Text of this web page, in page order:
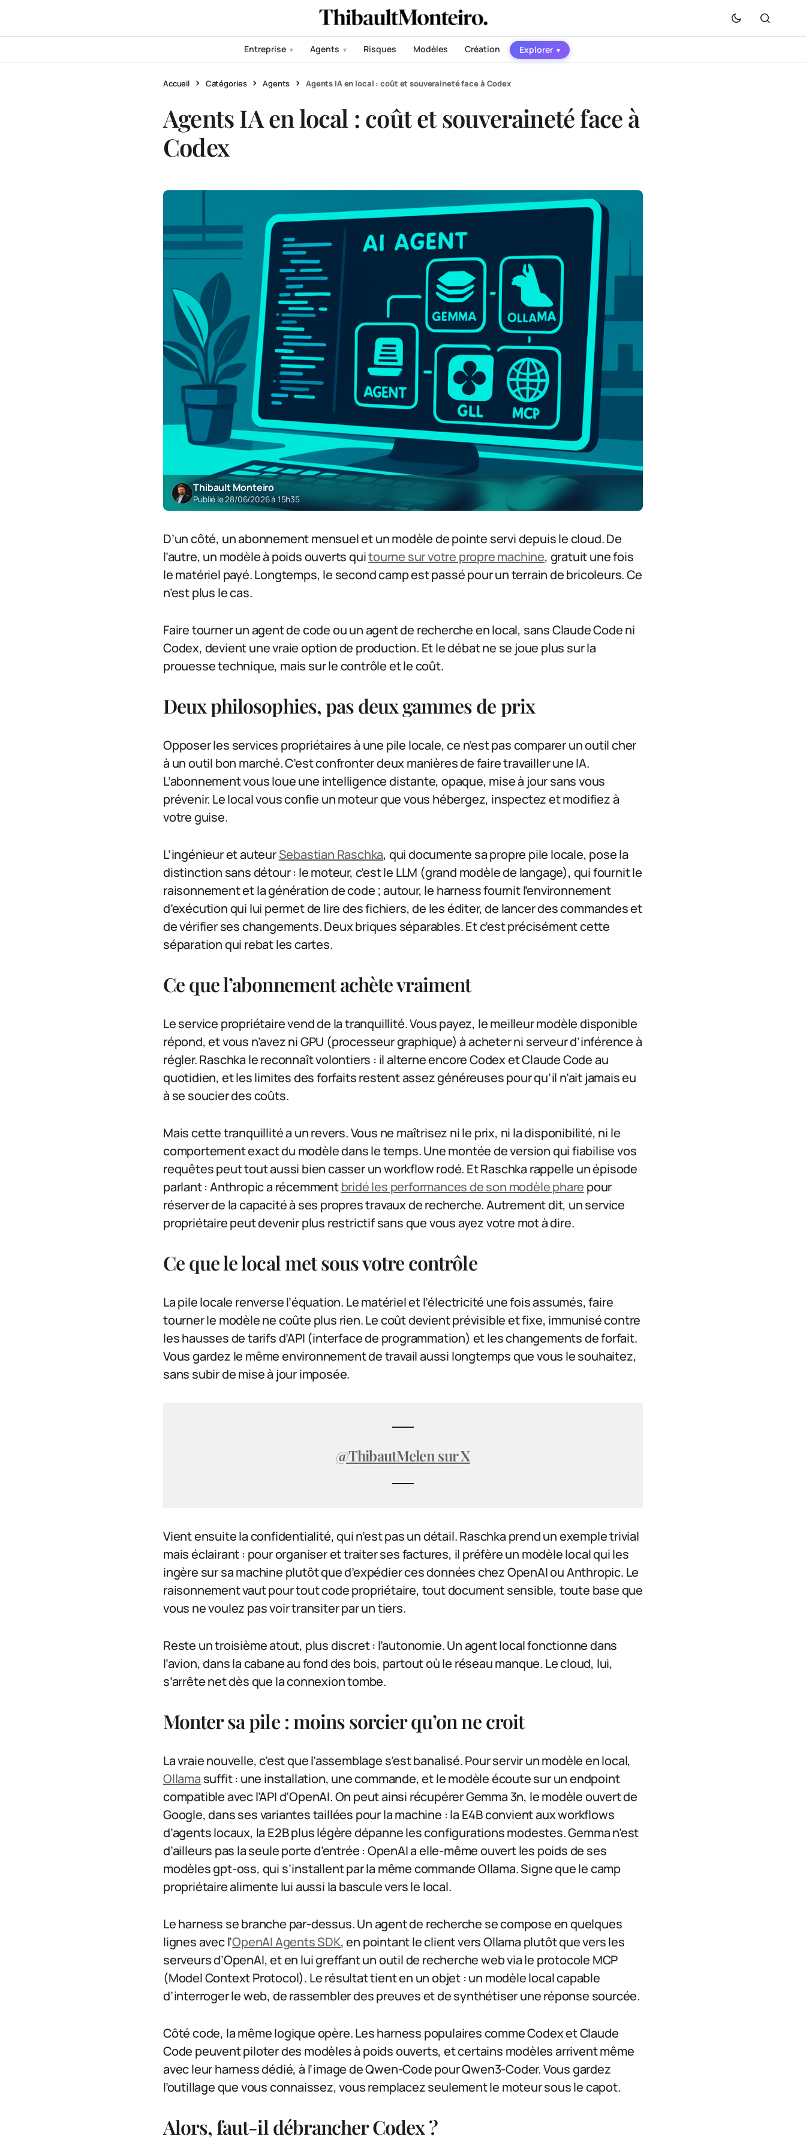
Entreprise ▾ Agents ▾ Risques Modèles Création Explorer ▾
Accueil Catégories Agents Agents IA en local : coût et souveraineté face à Codex
Agents IA en local : coût et souveraineté face à
Codex
Thibault Monteiro
Publié le 28/06/2026 à 15h35
D’un côté, un abonnement mensuel et un modèle de pointe servi depuis le cloud. De
l’autre, un modèle à poids ouverts quitourne sur votre propre machine, gratuit une fois
le matériel payé. Longtemps, le second camp est passé pour un terrain de bricoleurs. Ce
n’est plus le cas.
Faire tourner un agent de code ou un agent de recherche en local, sans Claude Code ni
Codex, devient une vraie option de production. Et le débat ne se joue plus sur la
prouesse technique, mais sur le contrôle et le coût.
Deux philosophies, pas deux gammes de prix
Opposer les services propriétaires à une pile locale, ce n’est pas comparer un outil cher
à un outil bon marché. C’est confronter deux manières de faire travailler une IA.
L’abonnement vous loue une intelligence distante, opaque, mise à jour sans vous
prévenir. Le local vous confie un moteur que vous hébergez, inspectez et modifiez à
votre guise.
L’ingénieur et auteurSebastian Raschka, qui documente sa propre pile locale, pose la
distinction sans détour : le moteur, c’est le LLM (grand modèle de langage), qui fournit le
raisonnement et la génération de code ; autour, le harness fournit l’environnement
d’exécution qui lui permet de lire des fichiers, de les éditer, de lancer des commandes et
de vérifier ses changements. Deux briques séparables. Et c’est précisément cette
séparation qui rebat les cartes.
Ce que l’abonnement achète vraiment
Le service propriétaire vend de la tranquillité. Vous payez, le meilleur modèle disponible
répond, et vous n’avez ni GPU (processeur graphique) à acheter ni serveur d’inférence à
régler. Raschka le reconnaît volontiers : il alterne encore Codex et Claude Code au
quotidien, et les limites des forfaits restent assez généreuses pour qu’il n’ait jamais eu
à se soucier des coûts.
Mais cette tranquillité a un revers. Vous ne maîtrisez ni le prix, ni la disponibilité, ni le
comportement exact du modèle dans le temps. Une montée de version qui fiabilise vos
requêtes peut tout aussi bien casser un workflow rodé. Et Raschka rappelle un épisode
parlant : Anthropic a récemmentbridé les performances de son modèle phare pour
réserver de la capacité à ses propres travaux de recherche. Autrement dit, un service
propriétaire peut devenir plus restrictif sans que vous ayez votre mot à dire.
Ce que le local met sous votre contrôle
La pile locale renverse l’équation. Le matériel et l’électricité une fois assumés, faire
tourner le modèle ne coûte plus rien. Le coût devient prévisible et fixe, immunisé contre
les hausses de tarifs d’API (interface de programmation) et les changements de forfait.
Vous gardez le même environnement de travail aussi longtemps que vous le souhaitez,
sans subir de mise à jour imposée.
@ThibautMelen sur X
Vient ensuite la confidentialité, qui n’est pas un détail. Raschka prend un exemple trivial
mais éclairant : pour organiser et traiter ses factures, il préfère un modèle local qui les
ingère sur sa machine plutôt que d’expédier ces données chez OpenAI ou Anthropic. Le
raisonnement vaut pour tout code propriétaire, tout document sensible, toute base que
vous ne voulez pas voir transiter par un tiers.
Reste un troisième atout, plus discret : l’autonomie. Un agent local fonctionne dans
l’avion, dans la cabane au fond des bois, partout où le réseau manque. Le cloud, lui,
s’arrête net dès que la connexion tombe.
Monter sa pile : moins sorcier qu’on ne croit
La vraie nouvelle, c’est que l’assemblage s’est banalisé. Pour servir un modèle en local,
Ollama suffit : une installation, une commande, et le modèle écoute sur un endpoint
compatible avec l’API d’OpenAI. On peut ainsi récupérer Gemma 3n, le modèle ouvert de
Google, dans ses variantes taillées pour la machine : la E4B convient aux workflows
d’agents locaux, la E2B plus légère dépanne les configurations modestes. Gemma n’est
d’ailleurs pas la seule porte d’entrée : OpenAI a elle-même ouvert les poids de ses
modèles gpt-oss, qui s’installent par la même commande Ollama. Signe que le camp
propriétaire alimente lui aussi la bascule vers le local.
Le harness se branche par-dessus. Un agent de recherche se compose en quelques
lignes avec l’OpenAI Agents SDK, en pointant le client vers Ollama plutôt que vers les
serveurs d’OpenAI, et en lui greffant un outil de recherche web via le protocole MCP
(Model Context Protocol). Le résultat tient en un objet : un modèle local capable
d’interroger le web, de rassembler des preuves et de synthétiser une réponse sourcée.
Côté code, la même logique opère. Les harness populaires comme Codex et Claude
Code peuvent piloter des modèles à poids ouverts, et certains modèles arrivent même
avec leur harness dédié, à l’image de Qwen-Code pour Qwen3-Coder. Vous gardez
l’outillage que vous connaissez, vous remplacez seulement le moteur sous le capot.
Alors, faut-il débrancher Codex ?